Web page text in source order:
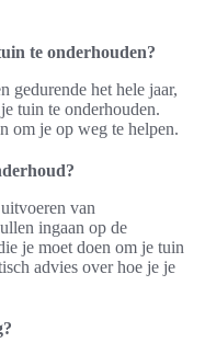
te onderhouden?
gedurende het hele jaar,
tuin te onderhouden.
om je op weg te helpen.
van
ingaan op de
je moet doen om je tuin
advies over hoe je je